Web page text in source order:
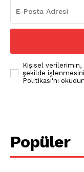
Kişisel verilerimin,
şekilde
Politikası'nı
Popüler